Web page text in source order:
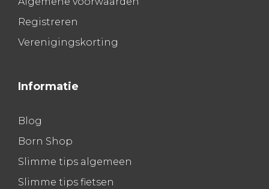
Registreren
Verenigingskorting
Informatie
Blog
Born Shop
Slimme tips algemeen
Slimme tips fietsen